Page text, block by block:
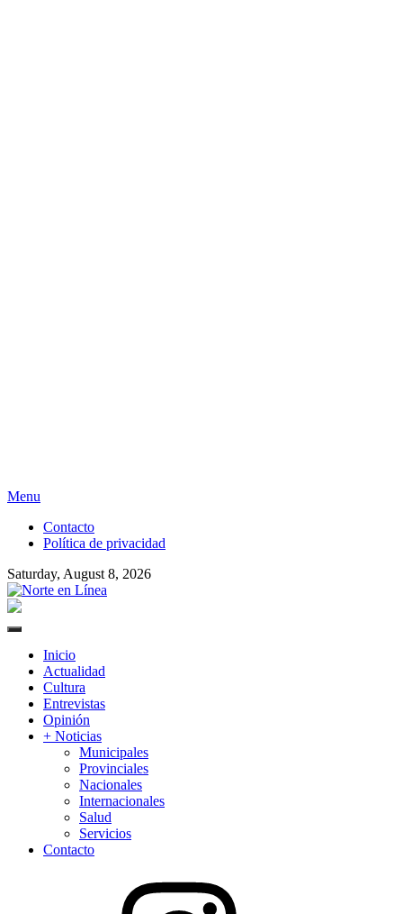
Skip
content
Menu
Contacto
Política de privacidad
Saturday, August 8, 2026
Primary
Inicio
Actualidad
Cultura
Entrevistas
Opinión
+ Noticias
Municipales
Provinciales
Nacionales
Internacionales
Salud
Servicios
Contacto